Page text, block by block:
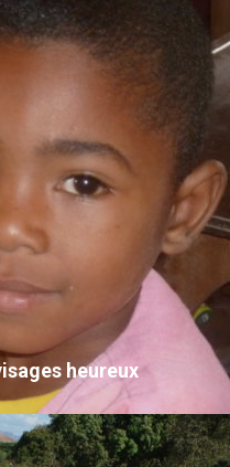
caméléon de Madagascar
VOIR LE DÉTAIL
heureux